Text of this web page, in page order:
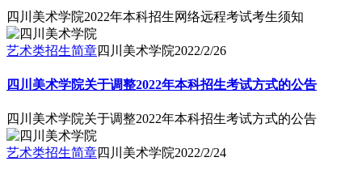
四川美术学院2022年本科招生网络远程考试考生须知
艺术类招生简章四川美术学院2022/2/26
四川美术学院关于调整2022年本科招生考试方式的公告
四川美术学院关于调整2022年本科招生考试方式的公告
艺术类招生简章四川美术学院2022/2/24